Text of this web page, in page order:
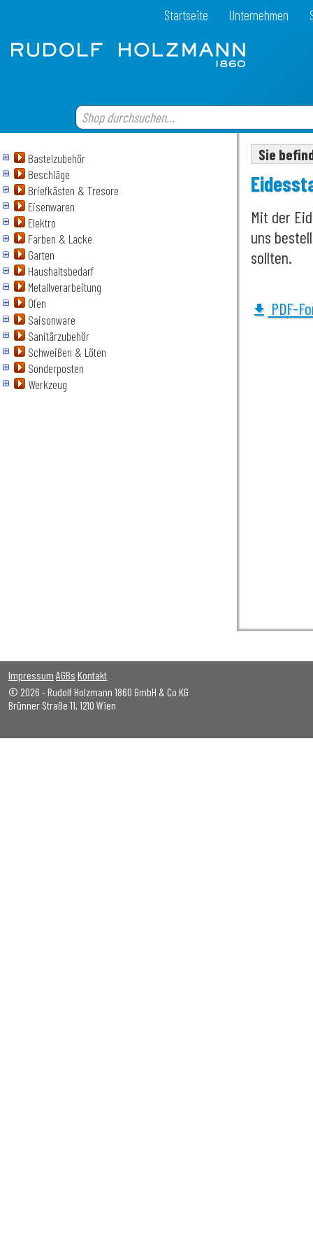
Startseite Unternehmen
Bastelzubehör
Beschläge
Briefkästen & Tresore
Eisenwaren
Elektro
Farben & Lacke
Garten
Haushaltsbedarf
Metallverarbeitung
Ofen
Saisonware
Sanitärzubehör
Schweißen & Löten
Sonderposten
Werkzeug
Sie
Mit der
uns
sollten.
file_download PDF-
Impressum AGBs Kontakt
© 2026 - Rudolf Holzmann 1860 GmbH & Co KG
Brünner Straße 11, 1210 Wien